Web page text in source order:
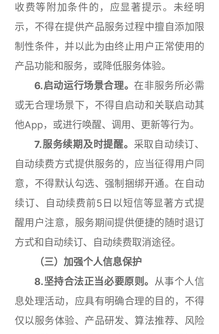
收费等附加条件的，应显著提示。未经明
示，不得在提供产品服务过程中擅自添加限
制性条件，并以此为由终止用户正常使用的
产品功能和服务，或降低服务体验。
6.启动运行场景合理。 在非服务所必需
或无合理场景下，不得自启动和关联启动其
他App，或进行唤醒、调用、更新等行为。
7.服务续期及时提醒。 采取自动续订、
自动续费方式提供服务的，应当征得用户同
意，不得默认勾选、强制捆绑开通。在自动
续订、自动续费前5日以短信等显著方式提
醒用户注意，服务期间提供便捷的随时退订
方式和自动续订、自动续费取消途径。
（三）加强个人信息保护
8.坚持合法正当必要原则。 从事个人信
息处理活动，应具有明确合理的目的，不得
仅以服务体验、产品研发、算法推荐、风险